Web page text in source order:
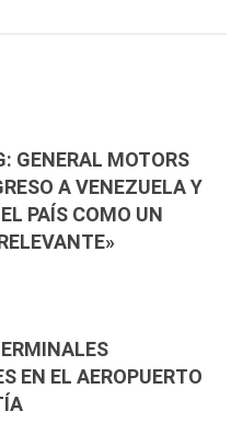
GENERAL MOTORS
A VENEZUELA Y
PAÍS COMO UN
EN EL AEROPUERTO